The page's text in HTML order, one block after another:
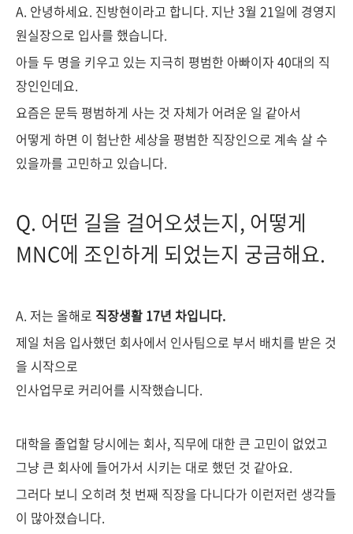
A. 안녕하세요. 진방현이라고 합니다. 지난 3월 21일에 경영지
원실장으로 입사를 했습니다.
아들 두 명을 키우고 있는 지극히 평범한 아빠이자 40대의 직
장인인데요.
요즘은 문득 평범하게 사는 것 자체가 어려운 일 같아서
어떻게 하면 이 험난한 세상을 평범한 직장인으로 계속 살 수
있을까를 고민하고 있습니다.
Q. 어떤 길을 걸어오셨는지, 어떻게
MNC에 조인하게 되었는지 궁금해요.
A. 저는 올해로 직장생활 17년 차입니다.
제일 처음 입사했던 회사에서 인사팀으로 부서 배치를 받은 것
을 시작으로
인사업무로 커리어를 시작했습니다.
대학을 졸업할 당시에는 회사, 직무에 대한 큰 고민이 없었고
그냥 큰 회사에 들어가서 시키는 대로 했던 것 같아요.
그러다 보니 오히려 첫 번째 직장을 다니다가 이런저런 생각들
이 많아졌습니다.